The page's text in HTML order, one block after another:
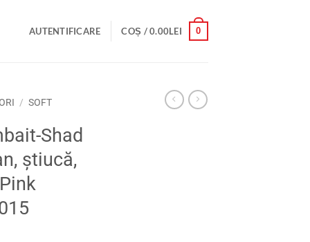
AUTENTIFICARE COȘ /0.00LEI 0
/ SOFT
Shad
știucă,